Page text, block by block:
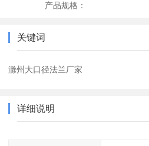
产品规格：
关键词
滁州大口径法兰厂家
详细说明